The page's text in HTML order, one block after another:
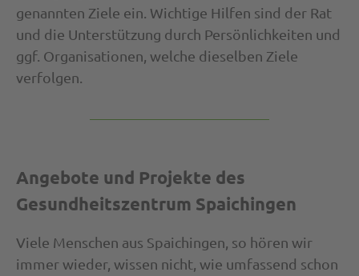
genannten Ziele ein. Wichtige Hilfen sind der Rat
und die Unterstützung durch Persönlichkeiten und
ggf. Organisationen, welche dieselben Ziele
verfolgen.
Angebote und Projekte des
Gesundheitszentrum Spaichingen
Viele Menschen aus Spaichingen, so hören wir
immer wieder, wissen nicht, wie umfassend schon